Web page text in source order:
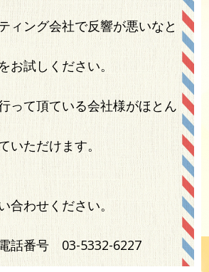
ィング会社で反響が悪いなと
お試しください。
って頂ている会社様がほとん
いただけます。
合わせください。
話番号 03-5332-6227